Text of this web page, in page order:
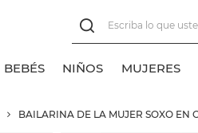
BEBÉS NIÑOS MUJERES
BAILARINA DE LA MUJER SOXO EN